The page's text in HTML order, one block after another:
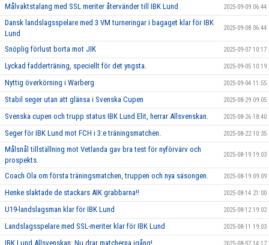
Målvaktstalang med SSL meriter återvänder till IBK Lund 2025-09-09 06:44
Dansk landslagsspelare med 3 VM turneringar i bagaget klar för IBK
Lund
2025-09-08 06:44
Snöplig förlust borta mot JIK 2025-09-07 10:17
Lyckad fadderträning, speciellt för det yngsta. 2025-09-05 10:19
Nyttig överkörning i Warberg 2025-09-04 11:55
Stabil seger utan att glänsa i Svenska Cupen 2025-08-29 09:05
Svenska cupen och trupp status IBK Lund Elit, herrar Allsvenskan. 2025-08-26 18:40
Seger för IBK Lund mot FCH i 3:e träningsmatchen. 2025-08-22 10:35
Målsnål tillställning mot Vetlanda gav bra test för nyförvärv och
prospekts.
2025-08-19 19:03
Coach Ola om första träningsmatchen, truppen och nya säsongen. 2025-08-19 09:09
Henke slaktade de stackars AIK grabbarna!! 2025-08-14 21:00
U19-landslagsman klar för IBK Lund 2025-08-12 19:02
Landslagsspelare med SSL-meriter klar för IBK Lund 2025-08-11 19:03
IBK Lund Allsvenskan: Nu drar matcherna igång!